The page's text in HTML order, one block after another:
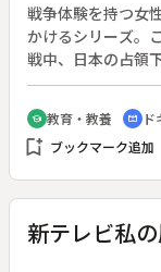
戦争体験を持つ女
かけるシリーズ。
戦中、日本の占領
ァン・メイフォン
に連れ去られた父
起こったのか、曽
school 教育・教養 cinematic_blur
bookmark_add ブックマーク追加
新テレビ私